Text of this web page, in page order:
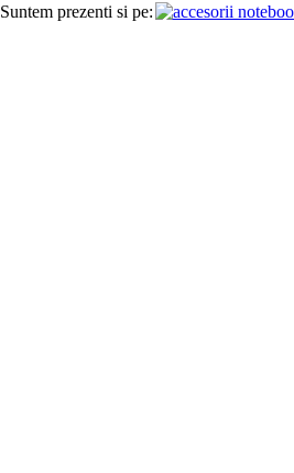
Suntem prezenti si pe: